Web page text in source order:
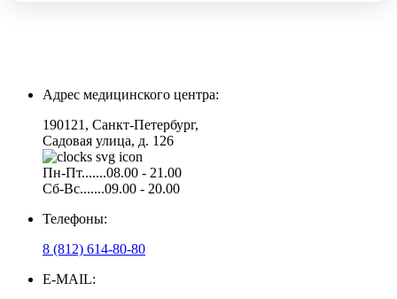
Адрес медицинского центра:
190121, Санкт-Петербург,
Садовая улица, д. 126
Пн-Пт.......08.00 - 21.00
Сб-Вс.......09.00 - 20.00
Телефоны:
8 (812) 614-80-80
E-MAIL: